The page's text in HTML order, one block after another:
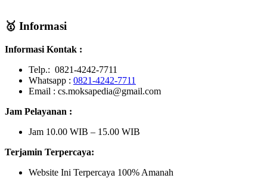
🥇 Informasi
Informasi Kontak :
Telp.: 0821-4242-7711
Whatsapp : 0821-4242-7711
Email : cs.moksapedia@gmail.com
Jam Pelayanan :
Jam 10.00 WIB – 15.00 WIB
Terjamin Terpercaya:
Website Ini Terpercaya 100% Amanah